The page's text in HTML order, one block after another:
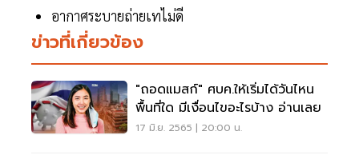
อากาศระบายถ่ายเทไม่ดี
ข่าวที่เกี่ยวข้อง
"ถอดแมสก์" ศบค.ให้เริ่มได้วันไหน
พื้นที่ใด มีเงื่อนไขอะไรบ้าง อ่านเลย
17 มิ.ย. 2565 | 20:00 น.